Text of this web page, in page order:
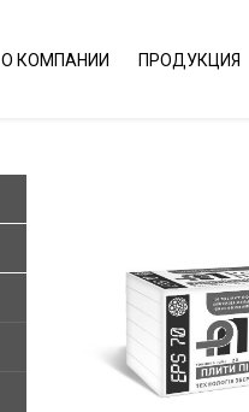
О КОМПАНИИ ПРОДУКЦИЯ